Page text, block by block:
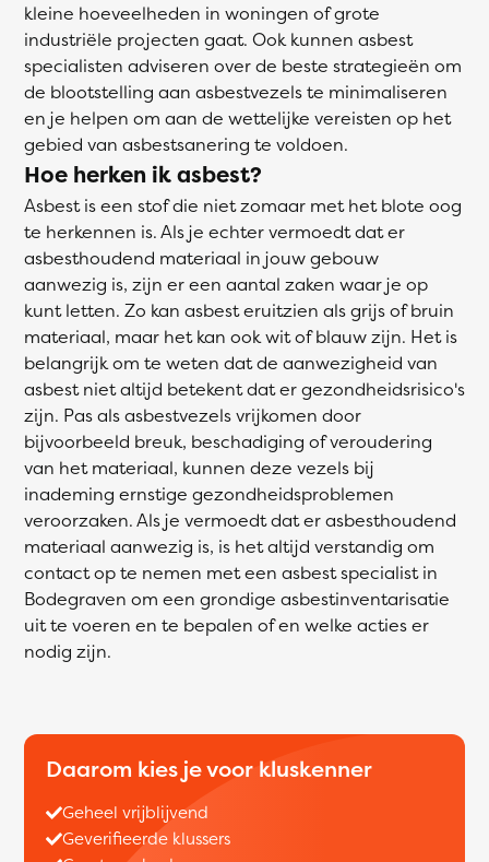
kleine hoeveelheden in woningen of grote
industriële projecten gaat. Ook kunnen asbest
specialisten adviseren over de beste strategieën om
de blootstelling aan asbestvezels te minimaliseren
en je helpen om aan de wettelijke vereisten op het
gebied van asbestsanering te voldoen.
Hoe herken ik asbest?
Asbest is een stof die niet zomaar met het blote oog
te herkennen is. Als je echter vermoedt dat er
asbesthoudend materiaal in jouw gebouw
aanwezig is, zijn er een aantal zaken waar je op
kunt letten. Zo kan asbest eruitzien als grijs of bruin
materiaal, maar het kan ook wit of blauw zijn. Het is
belangrijk om te weten dat de aanwezigheid van
asbest niet altijd betekent dat er gezondheidsrisico's
zijn. Pas als asbestvezels vrijkomen door
bijvoorbeeld breuk, beschadiging of veroudering
van het materiaal, kunnen deze vezels bij
inademing ernstige gezondheidsproblemen
veroorzaken. Als je vermoedt dat er asbesthoudend
materiaal aanwezig is, is het altijd verstandig om
contact op te nemen met een asbest specialist in
Bodegraven om een grondige asbestinventarisatie
uit te voeren en te bepalen of en welke acties er
nodig zijn.
Daarom kies je voor kluskenner
Geheel vrijblijvend
Geverifieerde klussers